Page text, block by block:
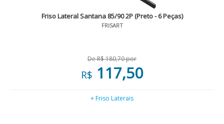
Friso Lateral Santana 85/90 2P (Preto - 6 Peças)
FRISART
De R$ 180,70 por
R$ 117,50
+ Friso Laterais